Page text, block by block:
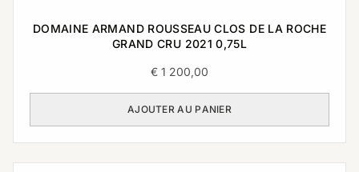
DOMAINE ARMAND ROUSSEAU CLOS DE LA ROCHE
GRAND CRU 2021 0,75L
€ 1 200,00
AJOUTER AU PANIER